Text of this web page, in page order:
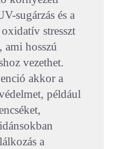
sugárzás és a
oxidatív stresszt
ami hosszú
vezethet.
akkor a
például
a